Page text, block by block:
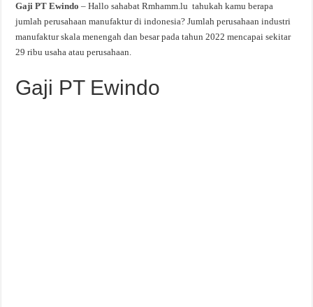
Gaji PT Ewindo – Hallo sahabat Rmhamm.lu tahukah kamu berapa
jumlah perusahaan manufaktur di indonesia? Jumlah perusahaan industri
manufaktur skala menengah dan besar pada tahun 2022 mencapai sekitar
29 ribu usaha atau perusahaan.
Gaji PT Ewindo